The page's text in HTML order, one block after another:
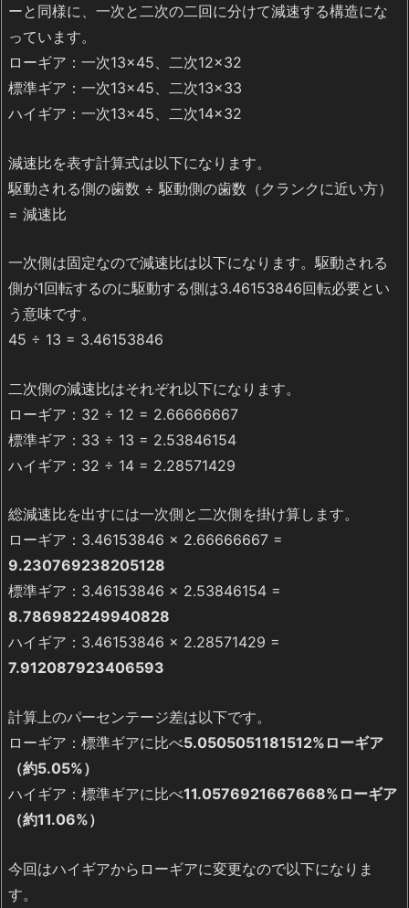
ーと同様に、一次と二次の二回に分けて減速する構造にな
っています。
ローギア：一次13×45、二次12×32
標準ギア：一次13×45、二次13×33
ハイギア：一次13×45、二次14×32
減速比を表す計算式は以下になります。
駆動される側の歯数 ÷ 駆動側の歯数（クランクに近い方）
= 減速比
一次側は固定なので減速比は以下になります。駆動される
側が1回転するのに駆動する側は3.46153846回転必要とい
う意味です。
45 ÷ 13 = 3.46153846
二次側の減速比はそれぞれ以下になります。
ローギア：32 ÷ 12 = 2.66666667
標準ギア：33 ÷ 13 = 2.53846154
ハイギア：32 ÷ 14 = 2.28571429
総減速比を出すには一次側と二次側を掛け算します。
ローギア：3.46153846 × 2.66666667 =
9.230769238205128
標準ギア：3.46153846 × 2.53846154 =
8.786982249940828
ハイギア：3.46153846 × 2.28571429 =
7.912087923406593
計算上のパーセンテージ差は以下です。
ローギア：標準ギアに比べ5.0505051181512%ローギア
（約5.05%）
ハイギア：標準ギアに比べ11.0576921667668%ローギア
（約11.06%）
今回はハイギアからローギアに変更なので以下になりま
す。